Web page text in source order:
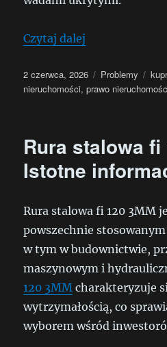
Czytaj dalej
Data
publikacji
2 czerwca, 2026 Kategorie
Problemy Tagi
nieruchomości,prawo
Rura stalowa fi
Istotne
Rura stalowa fi 120 3MM
powszechnie
w tym w budownictwie,
maszynowym i
120 3MM charakteryzuje
wytrzymałością, co
wyborem wśród